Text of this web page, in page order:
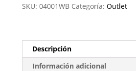
cantidad
SKU: 04001WB Categoría: Outlet
Descripción
Información adicional